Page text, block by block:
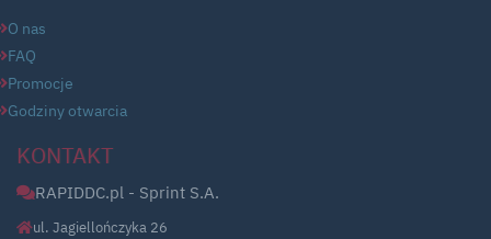
O nas
FAQ
Promocje
Godziny otwarcia
KONTAKT
RAPIDDC.pl - Sprint S.A.
ul. Jagiellończyka 26